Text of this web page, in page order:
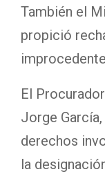
También el
propició
improcedente
El
Jorge
derechos
la